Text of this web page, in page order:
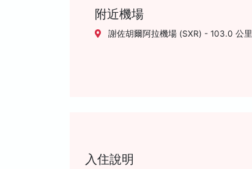
附近機場
謝佐胡爾阿拉機場 (SXR) - 103.0 公里
入住說明